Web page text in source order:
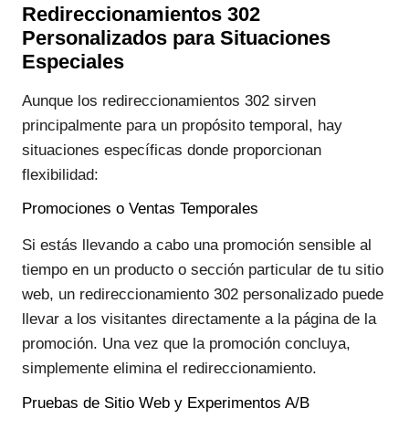
Redireccionamientos 302
Personalizados para Situaciones
Especiales
Aunque los redireccionamientos 302 sirven
principalmente para un propósito temporal, hay
situaciones específicas donde proporcionan
flexibilidad:
Promociones o Ventas Temporales
Si estás llevando a cabo una promoción sensible al
tiempo en un producto o sección particular de tu sitio
web, un redireccionamiento 302 personalizado puede
llevar a los visitantes directamente a la página de la
promoción. Una vez que la promoción concluya,
simplemente elimina el redireccionamiento.
Pruebas de Sitio Web y Experimentos A/B